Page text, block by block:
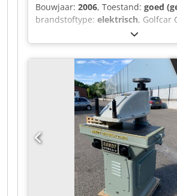
Bouwjaar: 2006, Toestand: goed
brandstoftype: elektrisch, Golfcar
PRECEDENT 4 zitter Golfkar
Lader Video kan gestuurd worden
Doorlopende voorraad, zie
af Nuland. Van de Wert Trading
wisselende voorraad van
trailers en aanbouwdelen. Dcsdpfx
Njmok Al onze leveringen zijn
handelsprijzen in AS-IS condities
garanties. (zie onze algemene
een bezichtiging en/of proefrit
vrijblijvend een afspraak maken.
wij zijn niet constant aanwezig.
Trading B.V. Bedrijfsstraat 3 5391